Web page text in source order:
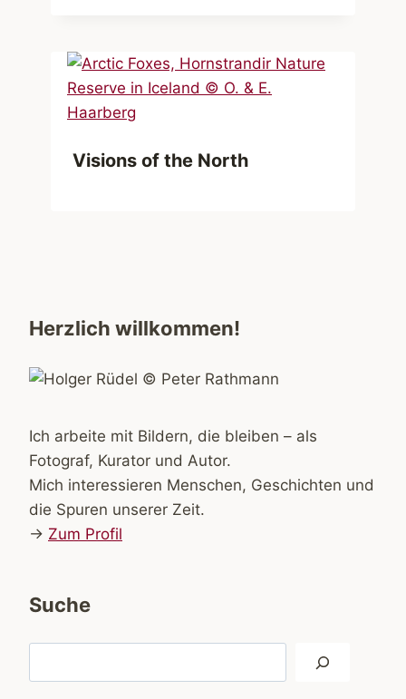
Visions of the North
Herzlich willkommen!
Ich arbeite mit Bildern, die bleiben – als
Fotograf, Kurator und Autor.
Mich interessieren Menschen, Geschichten und
die Spuren unserer Zeit.
→ Zum Profil
Suche